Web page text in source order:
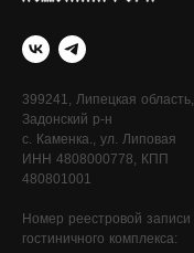
399241, Липецкая область,
Задонский р-н
с. Каменка., ул. Липовая
ИНН 4808000778, КПП
480801001
Номер реестровой записи
гостиничного комплекса: